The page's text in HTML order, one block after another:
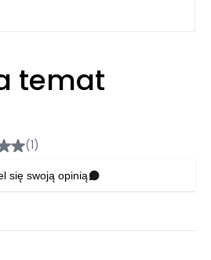
temat
(1)
się swoją opinią